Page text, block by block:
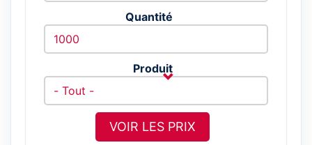
Quantité
Produit
VOIR LES PRIX